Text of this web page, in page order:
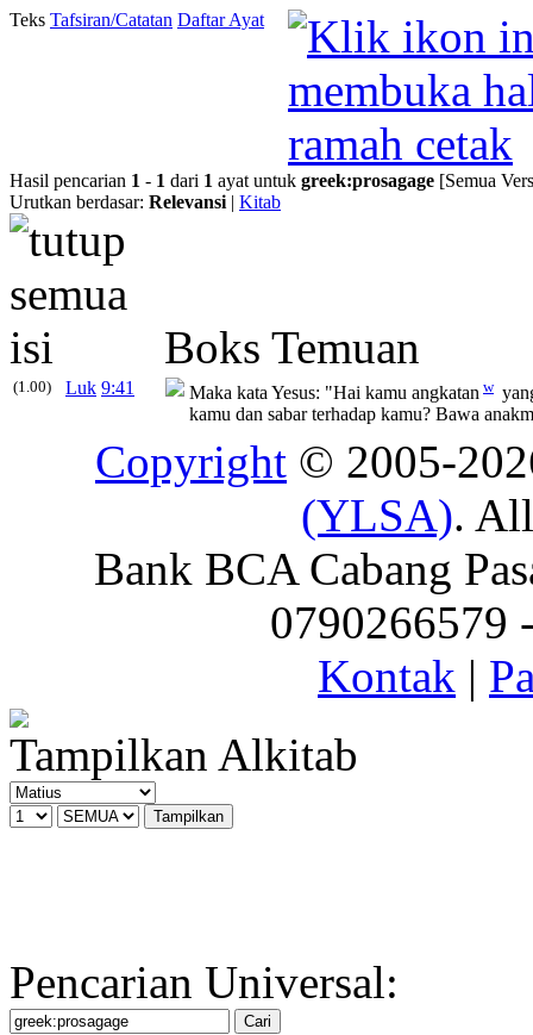
Teks Tafsiran/Catatan Daftar Ayat
Hasil pencarian 1 - 1 dari 1 ayat untuk greek:prosagage [Semua
Urutkan berdasar: Relevansi | Kitab
Boks Temuan
(1.00) Luk 9:41 Maka kata Yesus: "Hai kamu angkatan w
kamu dan sabar terhadap kamu? Bawa
Copyright © 2005-
(YLSA).
Bank BCA Cabang
0790266579
Kontak |
Tampilkan Alkitab
Pencarian Universal: